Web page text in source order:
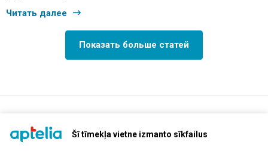
Šī tīmekļa vietne izmanto sīkfailus
Читать далее
Показать больше статей